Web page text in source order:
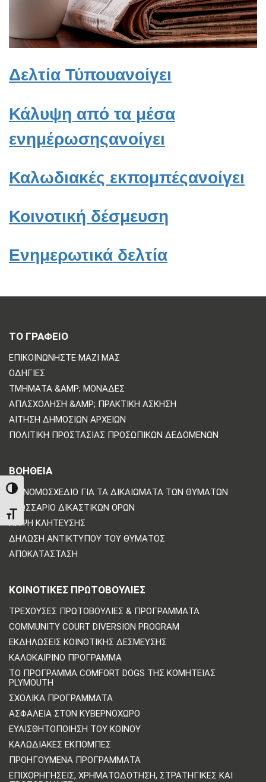
TOGGLE HIGH CONTRAST
TOGGLE FONT SIZE
Δελτία Τύπουανοίγει
Κάλυψη από τα μέσα
ενημέρωσηςανοίγει
Καλωδιακές εκπομπέςανοίγει
Κοινοτική δέσμευση
Ενημερωτικά δελτία
ΤΟ ΓΡΑΦΕΙΟ
ΕΠΙΚΟΙΝΩΝΗΣΤΕ ΜΑΖΙ ΜΑΣ
ΟΔΗΓΊΕΣ
ΤΜΉΜΑΤΑ &AMP; ΜΟΝΆΔΕΣ
ΑΠΑΣΧΌΛΗΣΗ &AMP; ΠΡΑΚΤΙΚΉ ΆΣΚΗΣΗ
ΑΊΤΗΣΗ ΔΗΜΌΣΙΩΝ ΑΡΧΕΊΩΝ
ΠΟΛΙΤΙΚΗ ΠΡΟΣΤΑΣΙΑΣ ΠΡΟΣΩΠΙΚΩΝ ΔΕΔΟΜΕΝΩΝ
ΒΟΗΘΕΙΑ
ΤΟ ΝΟΜΟΣΧΈΔΙΟ ΓΙΑ ΤΑ ΔΙΚΑΙΏΜΑΤΑ ΤΩΝ ΘΥΜΆΤΩΝ
ΓΛΩΣΣΆΡΙΟ ΔΙΚΑΣΤΙΚΏΝ ΌΡΩΝ
ΛΉΨΗ ΚΛΉΤΕΥΣΗΣ
ΔΉΛΩΣΗ ΑΝΤΙΚΤΎΠΟΥ ΤΟΥ ΘΎΜΑΤΟΣ
ΑΠΟΚΑΤΆΣΤΑΣΗ
ΚΟΙΝΟΤΙΚΈΣ ΠΡΩΤΟΒΟΥΛΊΕΣ
ΤΡΈΧΟΥΣΕΣ ΠΡΩΤΟΒΟΥΛΊΕΣ & ΠΡΟΓΡΆΜΜΑΤΑ
COMMUNITY COURT DIVERSION PROGRAM
ΕΚΔΗΛΏΣΕΙΣ ΚΟΙΝΟΤΙΚΉΣ ΔΈΣΜΕΥΣΗΣ
ΚΑΛΟΚΑΙΡΙΝΌ ΠΡΌΓΡΑΜΜΑ
ΤΟ ΠΡΌΓΡΑΜΜΑ COMFORT DOGS ΤΗΣ ΚΟΜΗΤΕΊΑΣ
PLYMOUTH
ΣΧΟΛΙΚΆ ΠΡΟΓΡΆΜΜΑΤΑ
ΑΣΦΆΛΕΙΑ ΣΤΟΝ ΚΥΒΕΡΝΟΧΏΡΟ
ΕΥΑΙΣΘΗΤΟΠΟΊΗΣΗ ΤΟΥ ΚΟΙΝΟΎ
ΚΑΛΩΔΙΑΚΈΣ ΕΚΠΟΜΠΈΣ
ΠΡΟΗΓΟΎΜΕΝΑ ΠΡΟΓΡΆΜΜΑΤΑ
ΕΠΙΧΟΡΗΓΉΣΕΙΣ, ΧΡΗΜΑΤΟΔΌΤΗΣΗ, ΣΤΡΑΤΗΓΙΚΈΣ ΚΑΙ